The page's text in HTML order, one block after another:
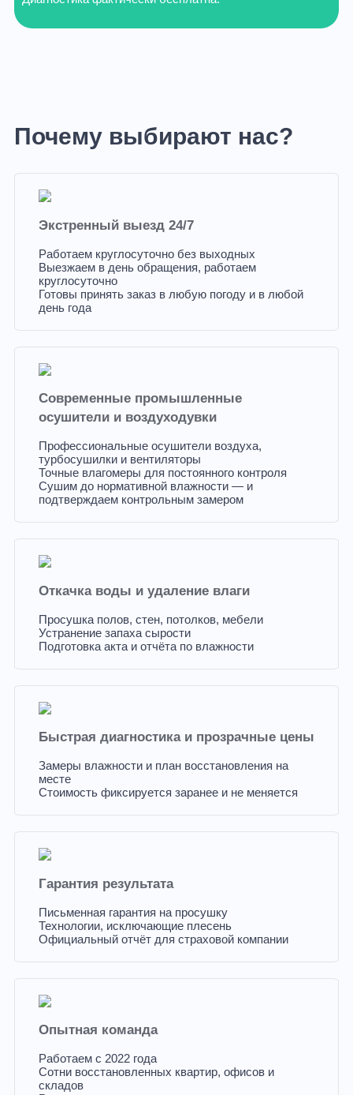
Почему выбирают нас?
Экстренный выезд 24/7
Работаем круглосуточно без выходных
Выезжаем в день обращения, работаем
круглосуточно
Готовы принять заказ в любую погоду и в любой
день года
Современные промышленные
осушители и воздуходувки
Профессиональные осушители воздуха,
турбосушилки и вентиляторы
Точные влагомеры для постоянного контроля
Сушим до нормативной влажности — и
подтверждаем контрольным замером
Откачка воды и удаление влаги
Просушка полов, стен, потолков, мебели
Устранение запаха сырости
Подготовка акта и отчёта по влажности
Быстрая диагностика и прозрачные цены
Замеры влажности и план восстановления на
месте
Стоимость фиксируется заранее и не меняется
Гарантия результата
Письменная гарантия на просушку
Технологии, исключающие плесень
Официальный отчёт для страховой компании
Опытная команда
Работаем с 2022 года
Сотни восстановленных квартир, офисов и
складов